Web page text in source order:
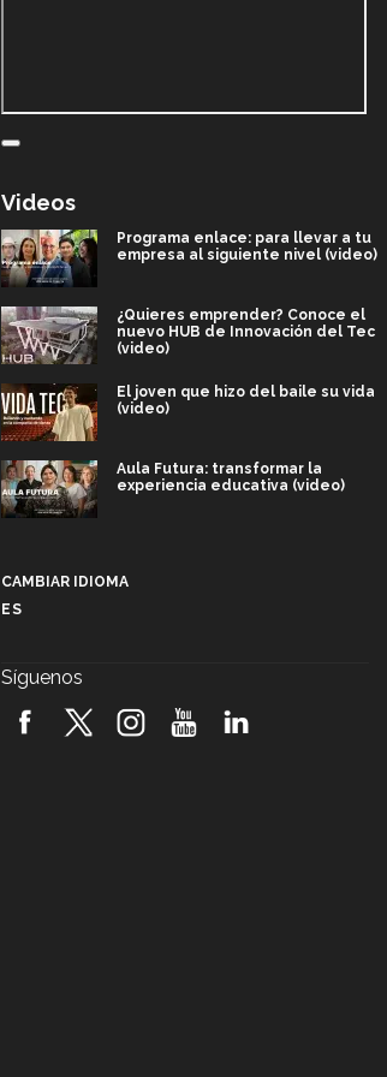
Videos
Programa enlace: para llevar a tu
empresa al siguiente nivel (video)
¿Quieres emprender? Conoce el
nuevo HUB de Innovación del Tec
(video)
El joven que hizo del baile su vida
(video)
Aula Futura: transformar la
experiencia educativa (video)
robótica FIRST 2026! (video)
CAMBIAR IDIOMA
ES
Síguenos